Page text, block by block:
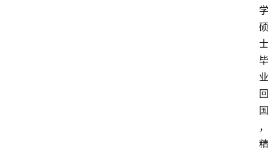
学
硕
士
毕
业
回
国
，
精